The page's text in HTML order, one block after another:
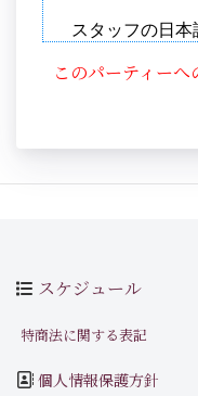
このパーティーへ
スケジュール
特商法に関する表記
個人情報保護方針